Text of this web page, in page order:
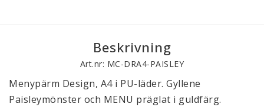
Beskrivning
Art.nr: MC-DRA4-PAISLEY
Menypärm Design, A4 i PU-läder. Gyllene
Paisleymönster och MENU präglat i guldfärg.